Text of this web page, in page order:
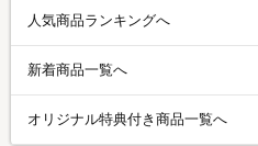
人気商品ランキングへ
新着商品一覧へ
オリジナル特典付き商品一覧へ